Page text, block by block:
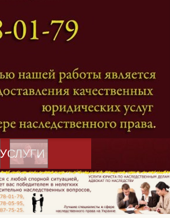
дела
УСЛУГИ